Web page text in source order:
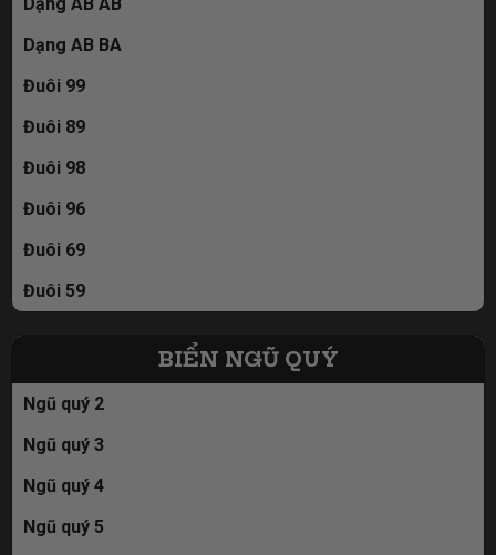
Dạng AB BA
Đuôi 99
Đuôi 89
Đuôi 98
Đuôi 96
Đuôi 69
Đuôi 59
BIỂN NGŨ QUÝ
Ngũ quý 2
Ngũ quý 3
Ngũ quý 4
Ngũ quý 5